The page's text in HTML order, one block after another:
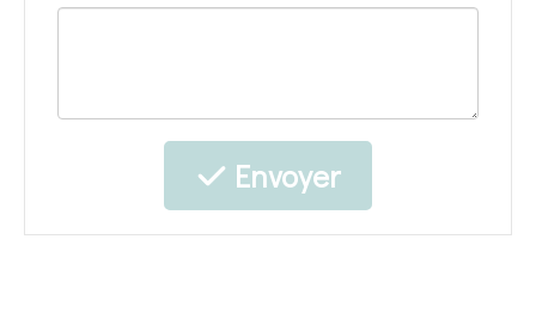
Envoyer